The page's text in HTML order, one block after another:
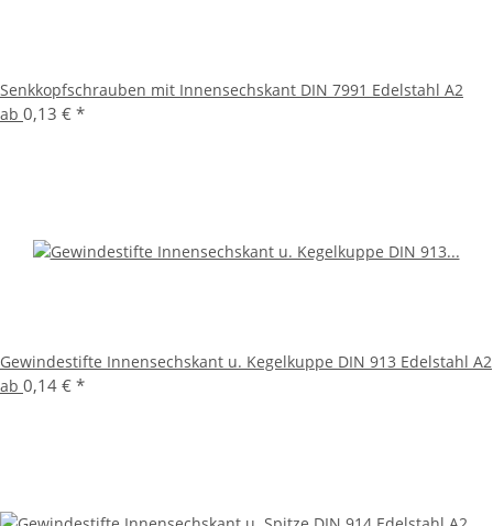
Senkkopfschrauben mit Innensechskant DIN 7991 Edelstahl A2
ab 0,13 € *
Gewindestifte Innensechskant u. Kegelkuppe DIN 913 Edelstahl A2
ab 0,14 € *